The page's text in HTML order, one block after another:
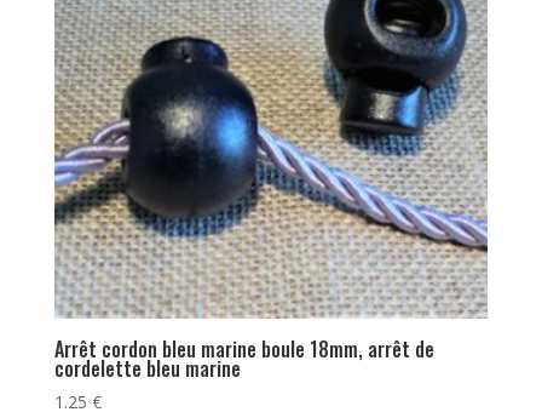
Arrêt cordon bleu marine boule 18mm, arrêt de
cordelette bleu marine
1.25 €